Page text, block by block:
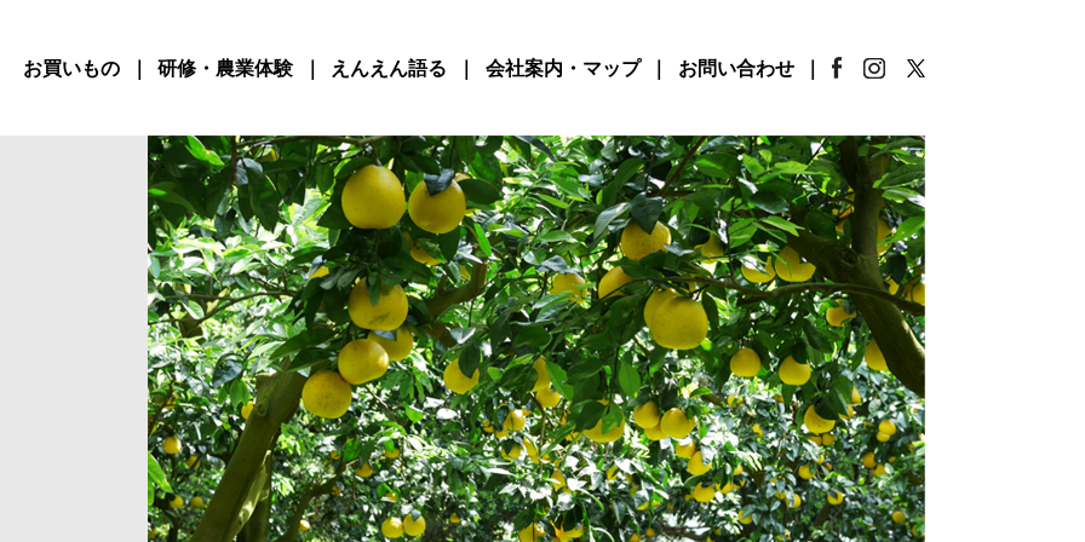
お買いもの 研修・農業体験 えんえん語る 会社案内・マップ お問い合わせ